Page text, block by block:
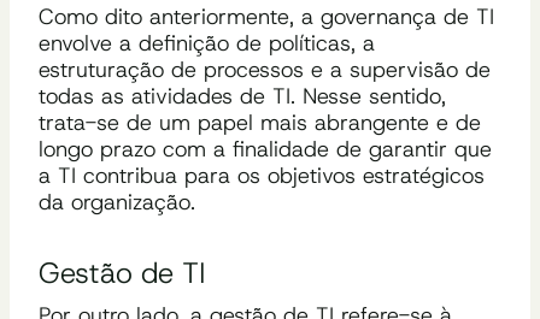
Como dito anteriormente, a governança de TI
envolve a definição de políticas, a
estruturação de processos e a supervisão de
todas as atividades de TI. Nesse sentido,
trata-se de um papel mais abrangente e de
longo prazo com a finalidade de garantir que
a TI contribua para os objetivos estratégicos
da organização.
Gestão de TI